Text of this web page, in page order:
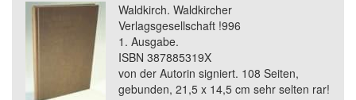
Waldkirch. Waldkircher
Verlagsgesellschaft !996
1. Ausgabe.
ISBN 387885319X
von der Autorin signiert. 108 Seiten,
gebunden, 21,5 x 14,5 cm sehr selten rar!